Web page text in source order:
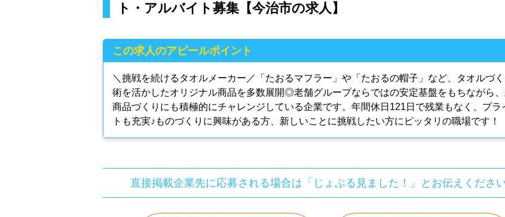
ト・アルバイト募集【今治市の求人】
この求人のアピールポイント
＼挑戦を続けるタオルメーカー／「たおるマフラー」や「たおるの帽子」など、タオルづ
術を活かしたオリジナル商品を多数展開◎老舗グループならではの安定基盤をもちながら
商品づくりにも積極的にチャレンジしている企業です。年間休日121日で残業もなく、プラ
トも充実♪ものづくりに興味がある方、新しいことに挑戦したい方にピッタリの職場です！
直接掲載企業先に応募される場合は「じょぶる見ました！」とお伝えください